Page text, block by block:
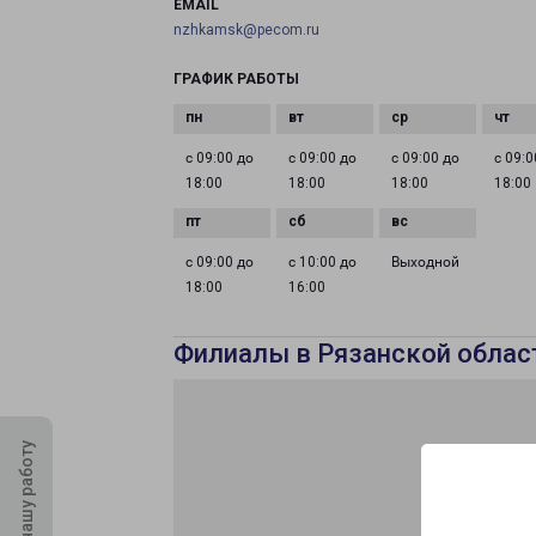
EMAIL
nzhkamsk@pecom.ru
ГРАФИК РАБОТЫ
с 09:00 до
18:00
с 09:00 до
18:00
с 09:00 до
18:00
с
18:00
с 09:00 до
18:00
с 10:00 до
16:00
Выходной
Филиалы в Рязанской